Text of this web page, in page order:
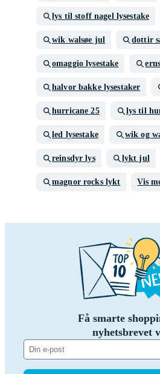
lys til stoff nagel lysestake
wik walsøe jul dottir
omaggio lysestake
halvor bakke lysestaker
hurricane 25 lys til
led lysestake wik og
reinsdyr lys lykt jul
magnor rocks lykt Vis
Få smarte
nyhetsbrevet